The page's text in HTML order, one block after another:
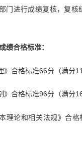
门进行成绩复核，复核
绩合格标准：
》合格标准66分（满分
》合格标准96分（满分
理论和相关法规》合